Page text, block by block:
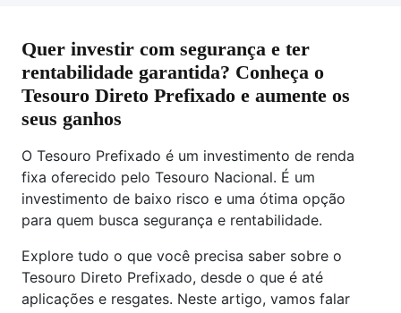
Quer investir com segurança e ter
rentabilidade garantida? Conheça o
Tesouro Direto Prefixado e aumente os
seus ganhos
O Tesouro Prefixado é um investimento de renda
fixa oferecido pelo Tesouro Nacional. É um
investimento de baixo risco e uma ótima opção
para quem busca segurança e rentabilidade.
Explore tudo o que você precisa saber sobre o
Tesouro Direto Prefixado, desde o que é até
aplicações e resgates. Neste artigo, vamos falar